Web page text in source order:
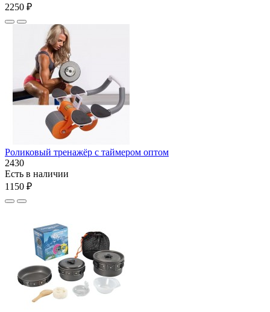
2250 ₽
Роликовый тренажёр с таймером оптом
2430
Есть в наличии
1150 ₽